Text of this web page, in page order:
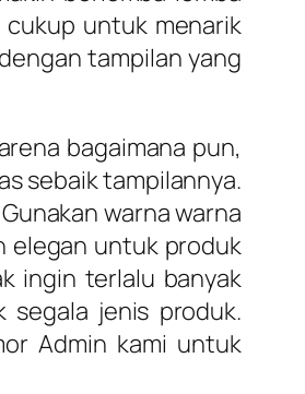
untuk menarik
tampilan yang
bagaimana pun,
sebaik tampilannya.
warna warna
elegan untuk produk
ingin terlalu banyak
segala jenis produk.
Admin kami untuk